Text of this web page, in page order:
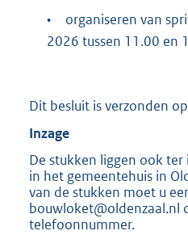
•
organiseren van
2026 tussen 11.00 en
Dit besluit is verzonden
Inzage
De stukken liggen ook
in het gemeentehuis in
van de stukken moet u
bouwloket@oldenzaal.nl
telefoonnummer.